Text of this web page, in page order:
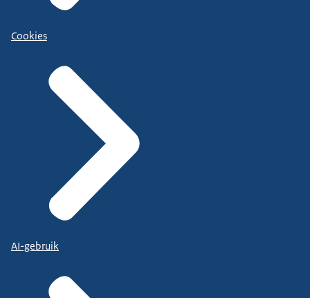
Cookies
AI-gebruik